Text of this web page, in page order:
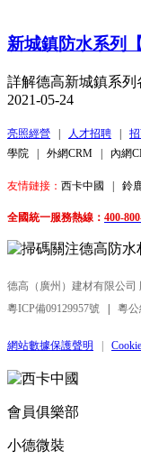
新城鎮防水系列
詳解德高新城鎮系
2021-05-24
亮照經營 人才招聘
學院
外網CRM 內網
友情鏈接： 西卡中國 鈴
全國統一服務熱線： 400-
德高（廣州）建材有限公司
粵ICP備09129957號
粵公
網站數據保護聲明
會員俱樂部
小德微裝